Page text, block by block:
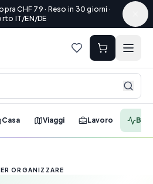
CHF 79 · Reso in 30 giorni ·
IT/EN/DE
Casa Viaggi Lavoro
ORGANIZZARE